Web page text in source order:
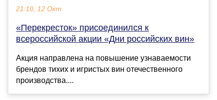
21:10, 12 Окт
«Перекресток» присоединился к
всероссийской акции «Дни российских вин»
Акция направлена на повышение узнаваемости
брендов тихих и игристых вин отечественного
производства....